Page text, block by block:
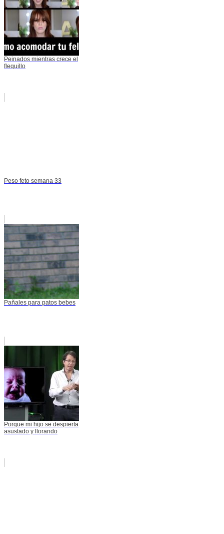
Peinados mientras crece el
flequillo
Peso feto semana 33
Pañales para patos bebes
Porque mi hijo se despierta
asustado y llorando